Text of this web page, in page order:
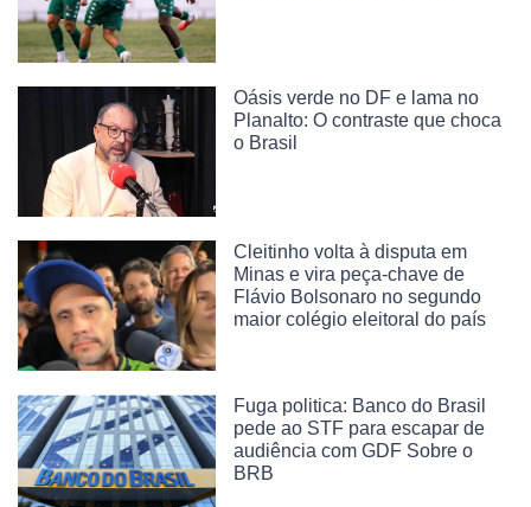
Oásis verde no DF e lama no
Planalto: O contraste que choca
o Brasil
Cleitinho volta à disputa em
Minas e vira peça-chave de
Flávio Bolsonaro no segundo
maior colégio eleitoral do país
Fuga politica: Banco do Brasil
pede ao STF para escapar de
audiência com GDF Sobre o
BRB